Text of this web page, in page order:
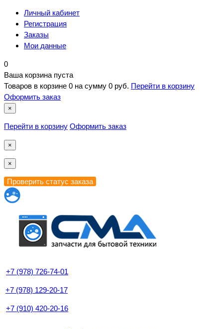
Личный кабинет
Регистрация
Заказы
Мои данные
0
Ваша корзина пуста
Товаров в корзине 0 на сумму 0 руб. Перейти в корзину
Оформить заказ
×
Перейти в корзину Оформить заказ
×
×
+7 (978) 726-74-01
+7 (978) 129-20-17
+7 (910) 420-20-16